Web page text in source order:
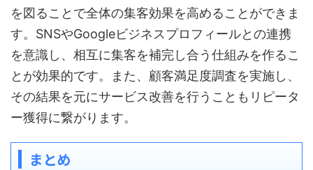
を図ることで全体の集客効果を高めることができま
す。SNSやGoogleビジネスプロフィールとの連携
を意識し、相互に集客を補完し合う仕組みを作るこ
とが効果的です。また、顧客満足度調査を実施し、
その結果を元にサービス改善を行うこともリピータ
ー獲得に繋がります。
まとめ